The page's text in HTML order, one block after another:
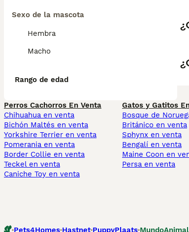
Sexo de la mascota
Hembra
Macho
Rango de edad
Perros Cachorros En Venta
Chihuahua en venta
Bichón Maltés en venta
Yorkshire Terrier en venta
Pomerania en venta
Border Collie en venta
Teckel en venta
Caniche Toy en venta
Gatos y Gatitos
Bosque de
Británico en venta
Sphynx en venta
Bengalí en venta
Maine Coon en
Persa en venta
Pets4Homes Hastnet PuppyPlaats